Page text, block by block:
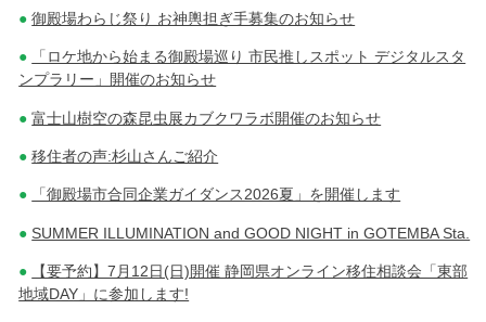
ビ
ゲ
シ
ョ
ン
御殿場わらじ祭り お神輿担ぎ手募集のお知らせ
「ロケ地から始まる御殿場巡り 市民推しスポット デジタルスタ
ンプラリー」開催のお知らせ
富士山樹空の森昆虫展カブクワラボ開催のお知らせ
移住者の声:杉山さんご紹介
「御殿場市合同企業ガイダンス2026夏」を開催します
SUMMER ILLUMINATION and GOOD NIGHT in GOTEMBA Sta.
【要予約】7月12日(日)開催 静岡県オンライン移住相談会「東部
地域DAY」に参加します!